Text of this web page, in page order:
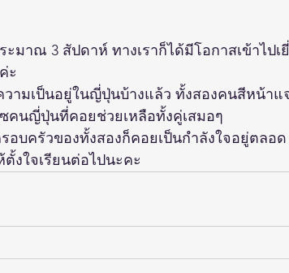
มาณ 3 สัปดาห์ ทางเราก็ได้มีโอกาสเข้าไปเ
ะ
ามเป็นอยู่ในญี่ปุ่นบ้างแล้ว ทั้งสองคนสีหน้าแ
คนญี่ปุ่นที่คอยช่วยเหลือทั้งคู่เสมอๆ
อบครัวของทั้งสองก็คอยเป็นกำลังใจอยู่ตลอด
งใจเรียนต่อไปนะคะ